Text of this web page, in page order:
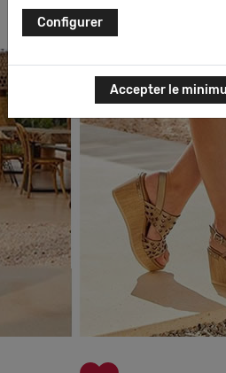
branchées. Découvrez les
Configurer
Accepter le